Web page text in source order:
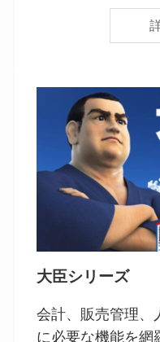
大臣シリーズ
会計、販売管理、
に必要な機能を網